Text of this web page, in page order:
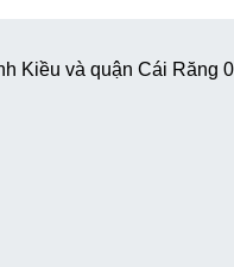
Kiều và quận Cái Răng